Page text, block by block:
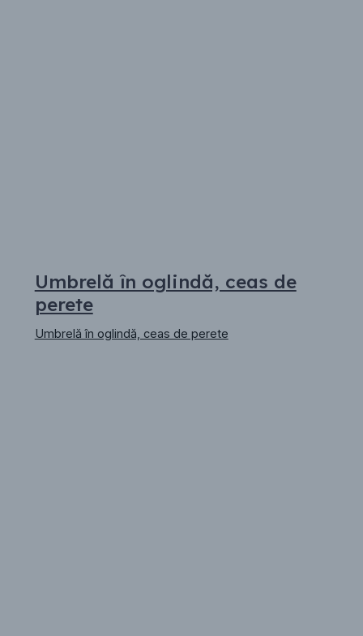
Umbrelă în oglindă, ceas de
perete
Umbrelă în oglindă, ceas de perete